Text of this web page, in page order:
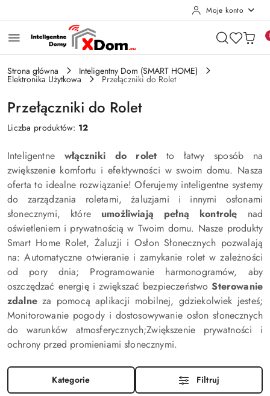
Moje konto
Strona główna Inteligentny Dom (SMART HOME)
Elektronika Użytkowa Przełączniki do Rolet
Przełączniki do Rolet
Liczba produktów: 12
Inteligentne włączniki do rolet to łatwy sposób na
zwiększenie komfortu i efektywności w swoim domu. Nasza
oferta to idealne rozwiązanie! Oferujemy inteligentne systemy
do zarządzania roletami, żaluzjami i innymi osłonami
słonecznymi, które umożliwiają pełną kontrolę nad
oświetleniem i prywatnością w Twoim domu. Nasze produkty
Smart Home Rolet, Żaluzji i Osłon Słonecznych pozwalają
na: Automatyczne otwieranie i zamykanie rolet w zależności
od pory dnia; Programowanie harmonogramów, aby
oszczędzać energię i zwiększać bezpieczeństwoSterowanie
zdalneza pomocą aplikacji mobilnej, gdziekolwiek jesteś;
Monitorowanie pogody i dostosowywanie osłon słonecznych
do warunków atmosferycznych;Zwiększenie prywatności i
ochrony przed promieniami słonecznymi.
Kategorie Filtruj